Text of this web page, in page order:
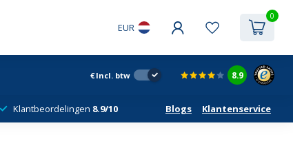
EUR
0
€ Incl. btw 8.9
Klantbeordelingen 8.9/10 Blogs Klantenservice